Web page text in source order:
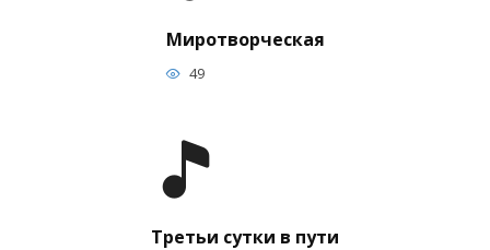
Миротворческая
49
Третьи сутки в пути